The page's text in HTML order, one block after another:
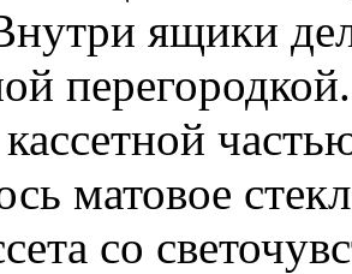
ящики
кассетной
матовое
со